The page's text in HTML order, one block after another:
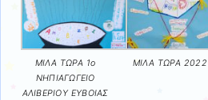
ΜΙΛΑ ΤΩΡΑ 1ο
ΝΗΠΙΑΓΩΓΕΙΟ
ΑΛΙΒΕΡΙΟΥ ΕΥΒΟΙΑΣ
ΜΙΛΑ ΤΩΡΑ 2022